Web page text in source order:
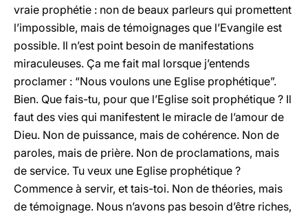
vraie prophétie : non de beaux parleurs qui promettent
l’impossible, mais de témoignages que l’Evangile est
possible. Il n’est point besoin de manifestations
miraculeuses. Ça me fait mal lorsque j’entends
proclamer : “Nous voulons une Eglise prophétique”.
Bien. Que fais-tu, pour que l’Eglise soit prophétique ? Il
faut des vies qui manifestent le miracle de l’amour de
Dieu. Non de puissance, mais de cohérence. Non de
paroles, mais de prière. Non de proclamations, mais
de service. Tu veux une Eglise prophétique ?
Commence à servir, et tais-toi. Non de théories, mais
de témoignage. Nous n’avons pas besoin d’être riches,